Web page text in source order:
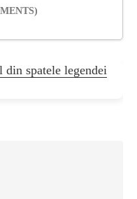
spatele legendei